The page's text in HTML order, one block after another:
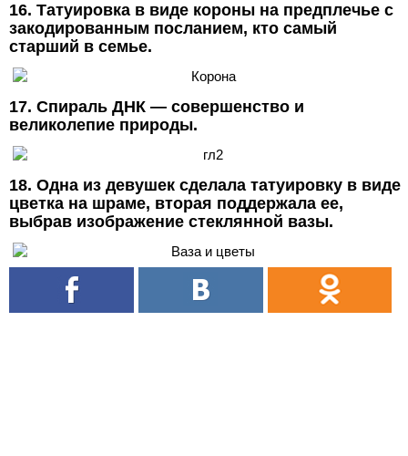
16. Татуировка в виде короны на предплечье с
закодированным посланием, кто самый
старший в семье.
17. Спираль ДНК — совершенство и
великолепие природы.
18. Одна из девушек сделала татуировку в виде
цветка на шраме, вторая поддержала ее,
выбрав изображение стеклянной вазы.